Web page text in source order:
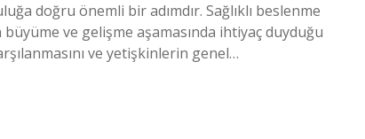
doğru önemli bir adımdır. Sağlıklı beslenme
ve gelişme aşamasında ihtiyaç duyduğu
ve yetişkinlerin genel…